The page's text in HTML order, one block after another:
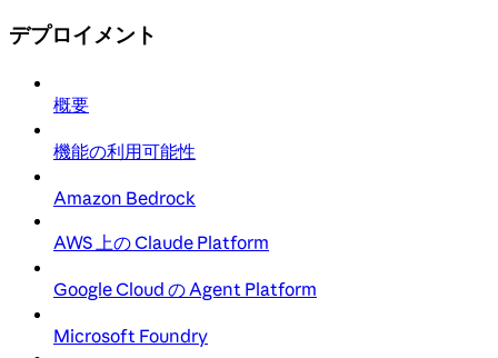
デプロイメント
概要
機能の利用可能性
Amazon Bedrock
AWS 上の Claude Platform
Google Cloud の Agent Platform
Microsoft Foundry